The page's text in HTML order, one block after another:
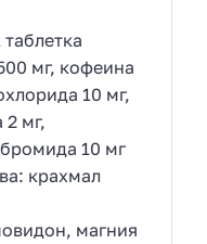
мг, кофеина
10 мг,
мг,
10 мг
крахмал
магния